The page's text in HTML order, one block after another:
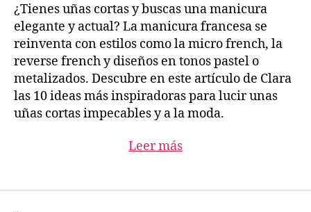
¿Tienes uñas cortas y buscas una manicura
elegante y actual? La manicura francesa se
reinventa con estilos como la micro french, la
reverse french y diseños en tonos pastel o
metalizados. Descubre en este artículo de Clara
las 10 ideas más inspiradoras para lucir unas
uñas cortas impecables y a la moda.
Leer más